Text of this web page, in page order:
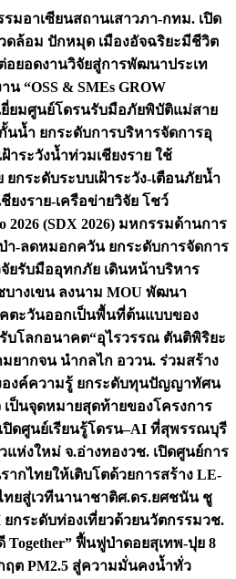
รมอาเซียนสถานเสาวภา-กทม. เปิด
ดล้อม ปักหมุด เมืองอัจฉริยะมีชีวิต
ยอดงานวิจัยสู่การพัฒนาประเท
น “OSS & SMEs GROW
ยี่ยมศูนย์โดรนรับมือภัยพิบัติแม่สาย
นน้ำ ยกระดับการบริหารจัดการอุ
าระวังน้ำท่วมเชียงราย ใช้
กระดับระบบเฝ้าระวัง-เตือนภัยน้ำ
ยงราย-เครือข่ายวิจัย โชว์
(SDX 2026) มหกรรมด้านการ
า-ลดหมอกควัน ยกระดับการจัดการ
ยรับมืออุทกภัย เดินหน้าบริหาร
างเขน ลงนาม MOU พัฒนา
ตะวันออกเป็นพื้นที่ต้นแบบของ
รับโลกอนาคต“อุไรวรรณ ตันติพิริยะ
ยากจน นำกลไก อววน. ร่วมสร้าง
องค์ความรู้ ยกระดับทุนปัญญาทัศน
เป็นจุดหมายสุดท้ายของโครงการ
ปิดศูนย์เรียนรู้โดรน–AI ที่สุพรรณบุรี
แห่งใหม่ จ.อ่างทองวช. เปิดศูนย์การ
ากไทยให้เติบโตด้วยการสร้าง LE-
ทยสู่เวทีนานาชาติศ.ดร.ยศชนัน ชู
กระดับท่องเที่ยวด้วยนวัตกรรมวช.
ฟื้นฟูป่าดอยสุเทพ-ปุย 8
ต PM2.5 สู่ความมั่นคงน้ำทั่ว